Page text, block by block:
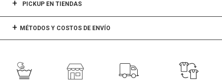
PICKUP EN TIENDAS
MÉTODOS Y COSTOS DE ENVÍO